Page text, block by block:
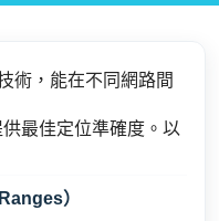
術，能在不同網路間
最佳定位準確度。以
）